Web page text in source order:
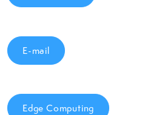
E-mail
Edge Computing